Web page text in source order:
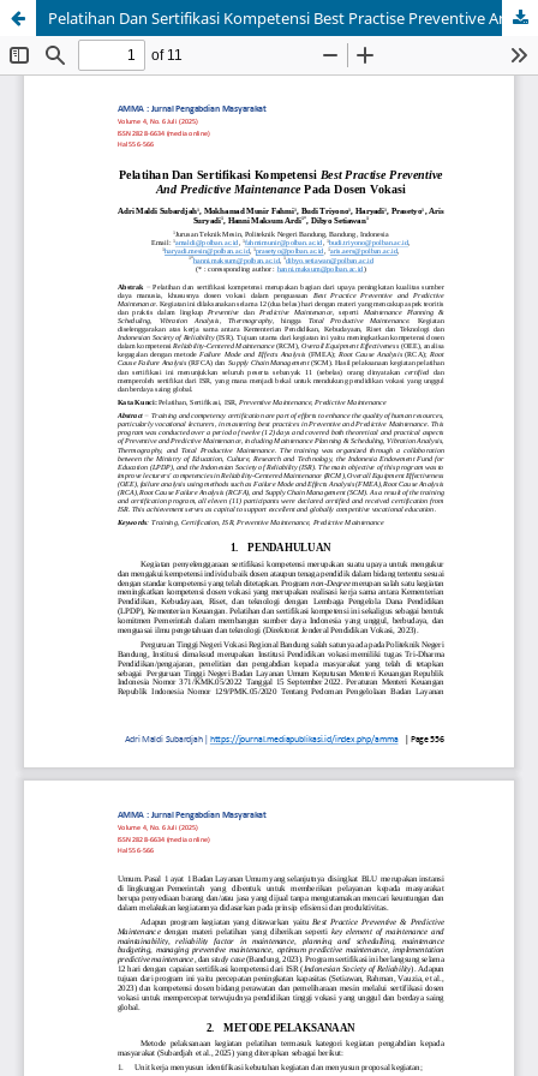
Pelatihan Dan Sertifikasi Kompetensi Best Practise Preventive And Predictive Maintenance Pada Dosen Vokasi